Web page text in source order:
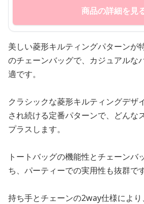
商品の詳細を見
美しい菱形キルティングパターンが
のチェーンバッグで、カジュアルな
適です。
クラシックな菱形キルティングデザ
され続ける定番パターンで、どんな
プラスします。
トートバッグの機能性とチェーンバ
ち、パーティーでの実用性も抜群です
持ち手とチェーンの2way仕様によ